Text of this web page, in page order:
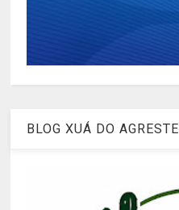
BLOG XUÁ DO AGRESTE